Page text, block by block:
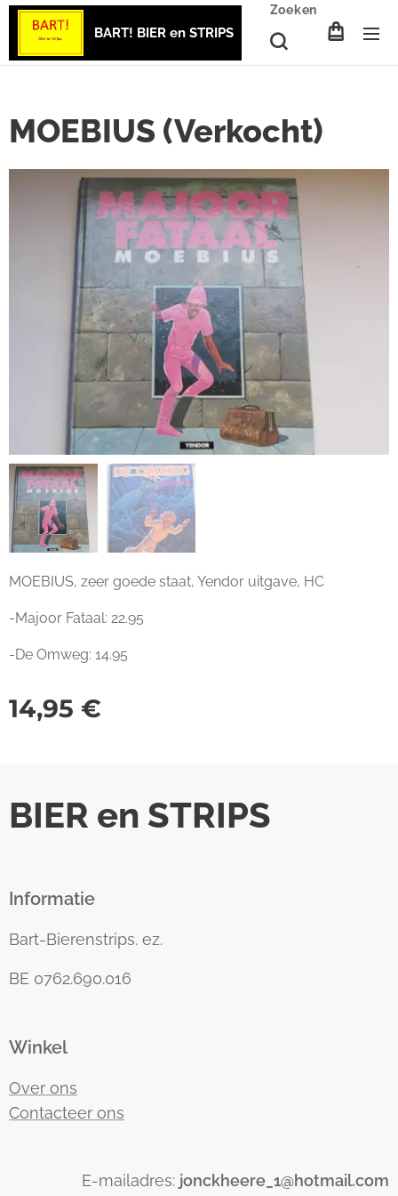
BART! BIER en STRIPS
Zoeken
MOEBIUS (Verkocht)
MOEBIUS, zeer goede staat, Yendor uitgave, HC
-Majoor Fataal: 22.95
-De Omweg: 14.95
14,95 €
BIER en STRIPS
Informatie
Bart-Bierenstrips. ez.
BE 0762.690.016
Winkel
Over ons
Contacteer ons
E-mailadres: jonckheere_1@hotmail.com